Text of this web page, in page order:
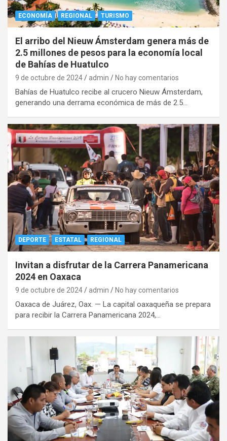
ECONOMÍA REGIONAL TURISMO
El arribo del Nieuw Ámsterdam genera más de
2.5 millones de pesos para la economía local
de Bahías de Huatulco
9 de octubre de 2024 admin No hay comentarios
Bahías de Huatulco recibe al crucero Nieuw Ámsterdam,
generando una derrama económica de más de 2.5…
DEPORTE ESTATAL REGIONAL
Invitan a disfrutar de la Carrera Panamericana
2024 en Oaxaca
9 de octubre de 2024 admin No hay comentarios
Oaxaca de Juárez, Oax. — La capital oaxaqueña se prepara
para recibir la Carrera Panamericana 2024,…